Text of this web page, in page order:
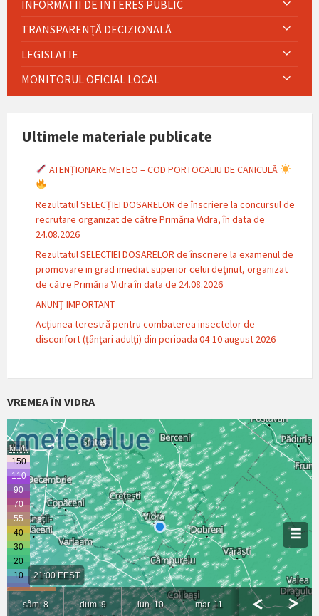
INFORMATII DE INTERES PUBLIC
TRANSPARENȚĂ DECIZIONALĂ
LEGISLATIE
MONITORUL OFICIAL LOCAL
Ultimele materiale publicate
ATENȚIONARE METEO – COD PORTOCALIU DE CANICULĂ
Rezultatul SELECȚIEI DOSARELOR de înscriere la concursul de
recrutare organizat de către Primăria Vidra, în data de
24.08.2026
Rezultatul SELECTIEI DOSARELOR de înscriere la examenul de
promovare in grad imediat superior celui deținut, organizat
de către Primăria Vidra în data de 24.08.2026
ANUNȚ IMPORTANT
Acțiunea terestră pentru combaterea insectelor de
disconfort (țânțari adulți) din perioada 04-10 august 2026
VREMEA ÎN VIDRA